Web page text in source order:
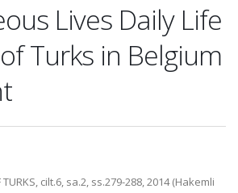
Lives Daily Life
Turks in Belgium
TURKS, cilt.6, sa.2, ss.279-288, 2014 (Hakemli